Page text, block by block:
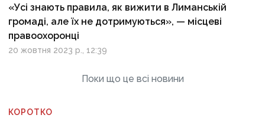
«Усі знають правила, як вижити в Лиманській
громаді, але їх не дотримуються», — місцеві
правоохоронці
20 жовтня 2023 р., 12:39
Поки що це всі новини
КОРОТКО